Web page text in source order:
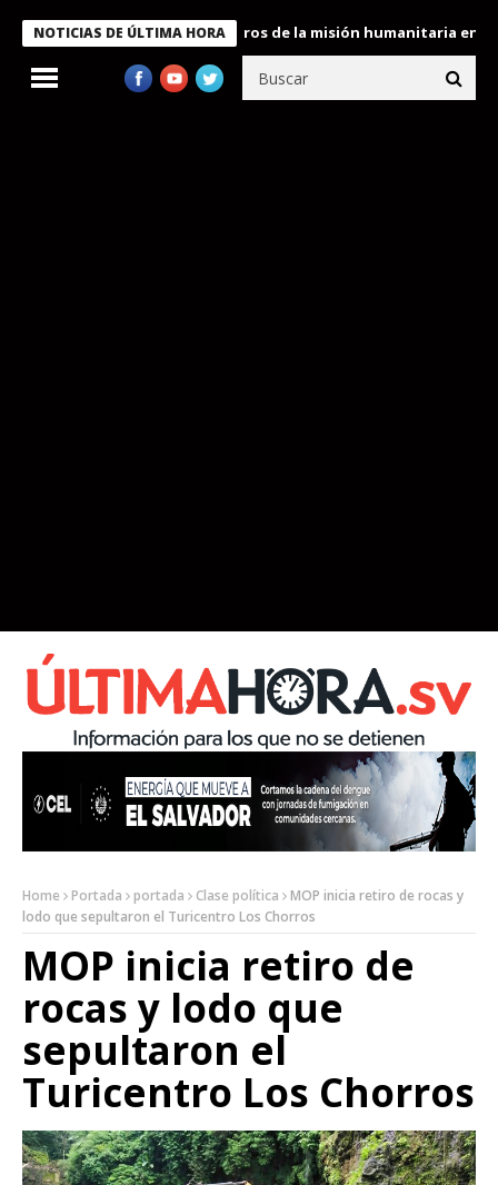
NOTICIAS DE ÚLTIMA HORA
Bukele condecora a miembros de la misión humanitaria enviada
Home Portada portada Clase política
MOP inicia retiro de rocas y
lodo que sepultaron el Turicentro Los Chorros
MOP inicia retiro de
rocas y lodo que
sepultaron el
Turicentro Los Chorros